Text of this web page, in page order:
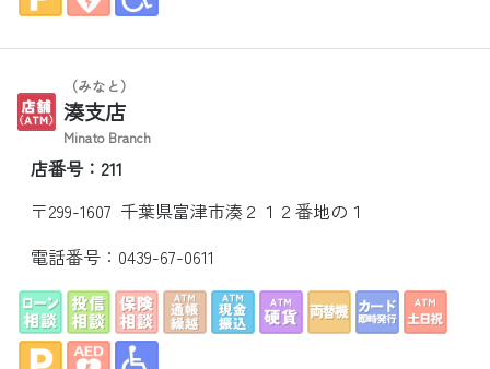
（みなと）
湊支店
Minato Branch
店番号：211
〒299-1607 千葉県富津市湊２１２番地の１
電話番号： 0439-67-0611